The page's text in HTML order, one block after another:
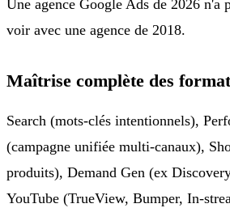
Une agence Google Ads de 2026 n'a
voir avec une agence de 2018.
Maîtrise complète des
Search (mots-clés intentionnels),
(campagne unifiée multi-canaux),
produits), Demand Gen (ex
YouTube (TrueView, Bumper, In-